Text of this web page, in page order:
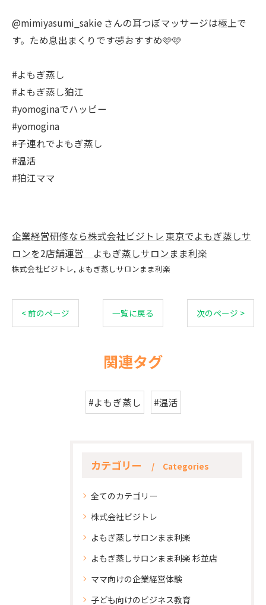
@mimiyasumi_sakie さんの耳つぼマッサージは極上で
す。ため息出まくりです🤣おすすめ🩷🩷
#よもぎ蒸し
#よもぎ蒸し狛江
#yomoginaでハッピー
#yomogina
#子連れでよもぎ蒸し
#温活
#狛江ママ
企業経営研修なら株式会社ビジトレ 東京でよもぎ蒸しサ
ロンを2店舗運営 よもぎ蒸しサロンまま利楽
株式会社ビジトレ よもぎ蒸しサロンまま利楽
< 前のページ 一覧に戻る 次のページ >
関連タグ
#よもぎ蒸し #温活
カテゴリー Categories
全てのカテゴリー
株式会社ビジトレ
よもぎ蒸しサロンまま利楽
よもぎ蒸しサロンまま利楽 杉並店
ママ向けの企業経営体験
子ども向けのビジネス教育